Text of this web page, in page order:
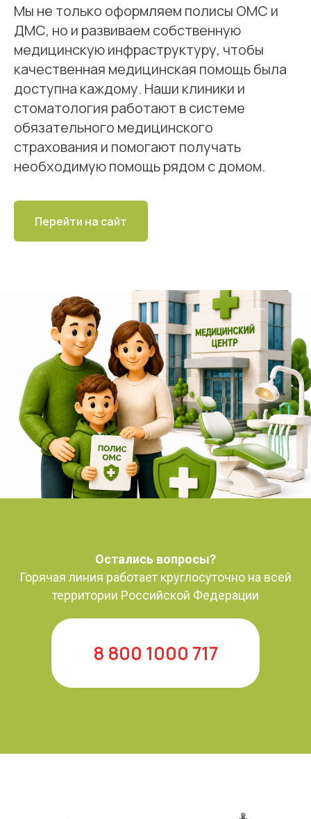
Мы не только оформляем полисы ОМС и
ДМС, но и развиваем собственную
медицинскую инфраструктуру, чтобы
качественная медицинская помощь была
доступна каждому. Наши клиники и
стоматология работают в системе
обязательного медицинского
страхования и помогают получать
необходимую помощь рядом с домом.
Перейти на сайт
Остались вопросы?
Горячая линия работает круглосуточно на всей
территории Российской Федерации
8 800 1000 717